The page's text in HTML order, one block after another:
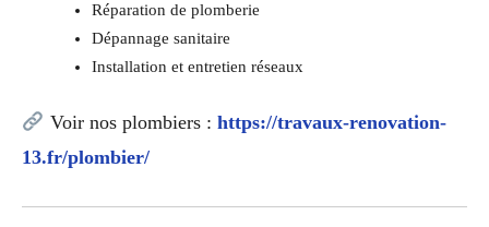
Réparation de plomberie
Dépannage sanitaire
Installation et entretien réseaux
Voir nos plombiers : https://travaux-renovation-
13.fr/plombier/